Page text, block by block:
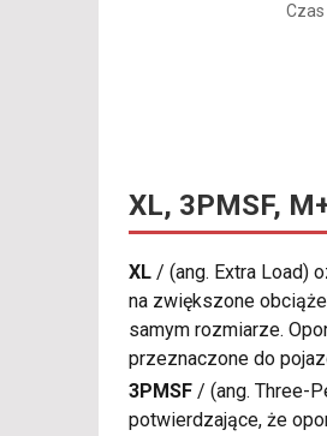
Czas
XL, 3PMSF,
XL / (ang. Extra Load)
na zwiększone
samym rozmiarze.
przeznaczone do
3PMSF / (ang. Three-
potwierdzające, że